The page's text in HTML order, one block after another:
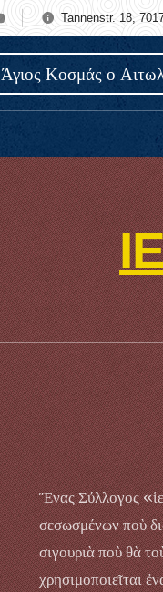
Tannenstr. 18,
Άγιος Κοσμάς ο
Ἕνας Σύλλογος
σεσωσμένων ποὺ
σιγουριὰ ποὺ θὰ
χρησιμοποιεῖται